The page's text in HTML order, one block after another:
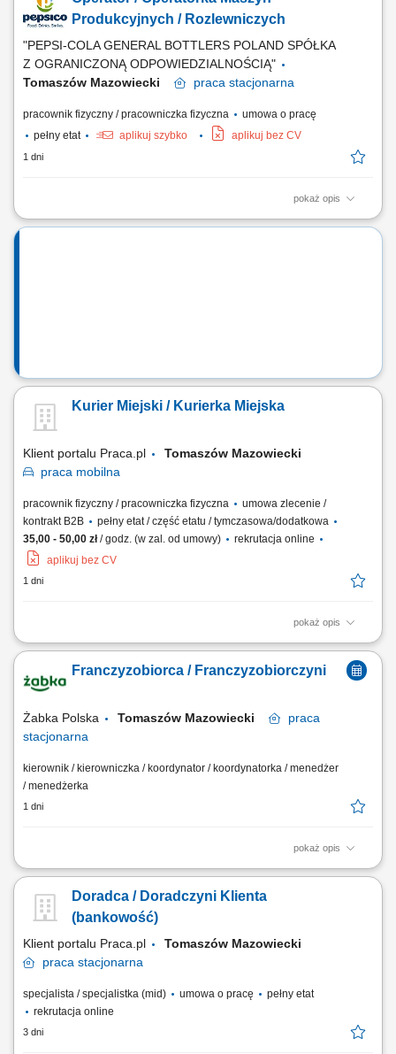
Produkcyjnych / Rozlewniczych
"PEPSI-COLA GENERAL BOTTLERS POLAND SPÓŁKA
Z OGRANICZONĄ ODPOWIEDZIALNOŚCIĄ"
Tomaszów Mazowiecki
praca stacjonarna
pracownik fizyczny / pracowniczka fizyczna
umowa o pracę
pełny etat
aplikuj szybko aplikuj bez CV
1 dni
pokaż opis
Zakres obowiązków: Obsługa oraz nadzorowanie pracy maszyn i
Kurier Miejski / Kurierka Miejska
Klient portalu Praca.pl
Tomaszów Mazowiecki
praca mobilna
pracownik fizyczny / pracowniczka fizyczna
umowa zlecenie /
kontrakt B2B
pełny etat / część etatu / tymczasowa/dodatkowa
35,00 - 50,00 zł/ godz. (w zal. od umowy)
rekrutacja online
aplikuj bez CV
1 dni
pokaż opis
odbiór i dostarczanie posiłków, zakupów oraz drobnych przesyłek na
dotarły w nienaruszonym stanie, utrzymywanie pozytywnych relacji z
klientami i dbanie o wysoką jakość obsługi, realizacja dostaw w
Franczyzobiorca / Franczyzobiorczyni
Żabka Polska Tomaszów Mazowiecki
praca
stacjonarna
kierownik / kierowniczka / koordynator / koordynatorka / menedżer
/ menedżerka
1 dni
pokaż opis
Główne zadania: Prowadzenie własnej działalności gospodarczej w
obsługi. Monitorowanie stanów magazynowych i zamówień.
Dostosowywanie asortymentu sklepu do potrzeb lokalnego rynku.
Doradca / Doradczyni Klienta
(bankowość)
Klient portalu Praca.pl
Tomaszów Mazowiecki
praca stacjonarna
specjalista / specjalistka (mid) umowa o pracę
pełny etat
rekrutacja online
3 dni